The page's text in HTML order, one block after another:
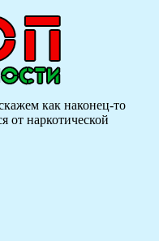
как наконец-то
от наркотической